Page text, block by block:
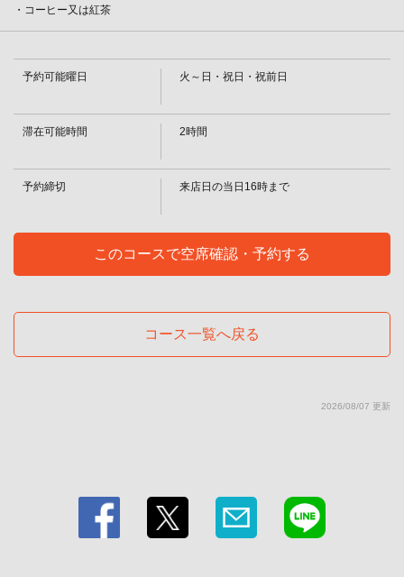
・コーヒー又は紅茶
予約可能曜日 火～日・祝日・祝前日
滞在可能時間 2時間
予約締切 来店日の当日16時まで
このコースで空席確認・予約する
コース一覧へ戻る
2026/08/07 更新
この店舗情報をシェアする
【～8/31】活オマール海老とフィレステーキコース
14700円(税込) | 鉄板焼ダイニングＫＵＮＩ
https://teppanyakidining-kuni.owst.jp/courses/211075765
お店情報をコピー